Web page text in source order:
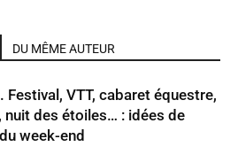
DU MÊME AUTEUR
Festival, VTT, cabaret équestre,
nuit des étoiles… : idées de
week-end